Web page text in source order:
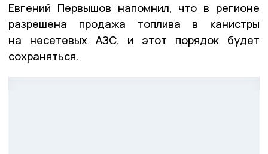
Евгений Первышов напомнил, что в регионе
разрешена продажа топлива в канистры
на несетевых АЗС, и этот порядок будет
сохраняться.